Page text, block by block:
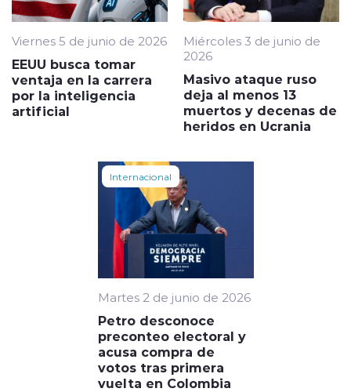
Viernes 5 de junio de 2026
EEUU busca tomar
ventaja en la carrera
por la inteligencia
artificial
Miércoles 3 de junio de
2026
Masivo ataque ruso
deja al menos 13
muertos y decenas de
heridos en Ucrania
Internacional
Martes 2 de junio de 2026
Petro desconoce
preconteo electoral y
acusa compra de
votos tras primera
vuelta en Colombia